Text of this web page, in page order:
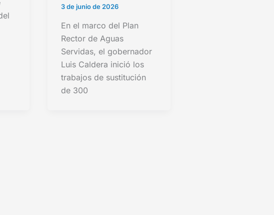
3 de junio de 2026
En el marco del Plan
Rector de Aguas
Servidas, el gobernador
Luis Caldera inició los
trabajos de sustitución
de 300